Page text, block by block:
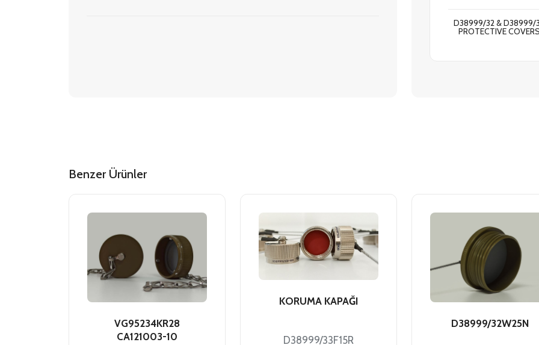
D38999/32 & D38999/
PROTECTIVE
Benzer Ürünler
VG95234KR28
CA121003-10
KORUMA KAPAĞI
D38999/33F15R
D38999/32W25N